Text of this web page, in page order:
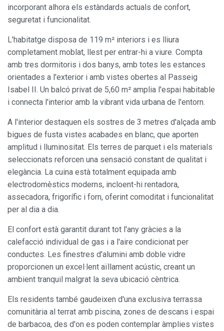
incorporant alhora els estàndards actuals de confort,
seguretat i funcionalitat.
L'habitatge disposa de 119 m² interiors i es lliura
completament moblat, llest per entrar-hi a viure. Compta
amb tres dormitoris i dos banys, amb totes les estances
orientades a l'exterior i amb vistes obertes al Passeig
Isabel II. Un balcó privat de 5,60 m² amplia l'espai habitable
i connecta l'interior amb la vibrant vida urbana de l'entorn.
A l'interior destaquen els sostres de 3 metres d'alçada amb
bigues de fusta vistes acabades en blanc, que aporten
amplitud i lluminositat. Els terres de parquet i els materials
seleccionats reforcen una sensació constant de qualitat i
elegància. La cuina està totalment equipada amb
electrodomèstics moderns, incloent-hi rentadora,
assecadora, frigorífic i forn, oferint comoditat i funcionalitat
per al dia a dia.
El confort està garantit durant tot l'any gràcies a la
calefacció individual de gas i a l'aire condicionat per
conductes. Les finestres d'alumini amb doble vidre
proporcionen un excel·lent aïllament acústic, creant un
ambient tranquil malgrat la seva ubicació cèntrica.
Els residents també gaudeixen d'una exclusiva terrassa
comunitària al terrat amb piscina, zones de descans i espai
de barbacoa, des d'on es poden contemplar àmplies vistes
Modificar cookies
Tècniques i funcionals
Sempre activades
Aquest lloc web utilitza cookies pròpies per recopilar
informació amb la finalitat de millorar els nostres serveis.
Si continua navegant, suposa l'acceptació de la instal·lació
de les mateixes. L'usuari té la possibilitat de configurar el
navegador podent, si així ho desitja, impedir que siguin
instal·lades al disc dur, encara que haurà de tenir en
navegació de la pàgina web.
Analítiques i personalització